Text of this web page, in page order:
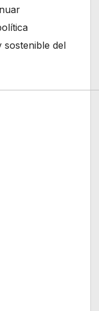
sostenible del